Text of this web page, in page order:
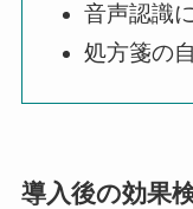
音声認識
処方箋の
導入後の効果